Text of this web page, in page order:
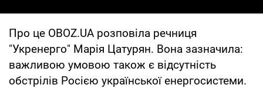
Про це OBOZ.UA розповіла речниця
"Укренерго" Марія Цатурян. Вона зазначила:
важливою умовою також є відсутність
обстрілів Росією української енергосистеми.